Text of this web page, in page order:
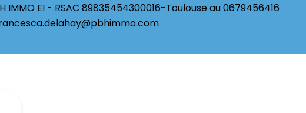
EI - RSAC 89835454300016-Toulouse au 0679456416